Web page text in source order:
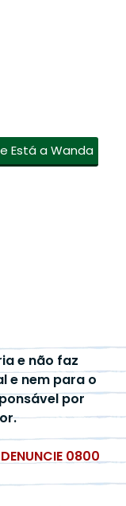
Está a Wanda
e não faz
e nem para o
por
0800